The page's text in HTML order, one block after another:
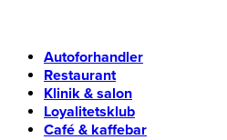
Autoforhandler
Restaurant
Klinik & salon
Loyalitetsklub
Café & kaffebar